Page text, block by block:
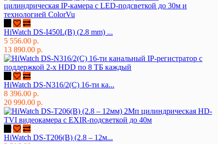
HiWatch DS-I450L(B) (2.8 mm) ...
5 556.00 р.
13 890.00 р.
HiWatch DS-N316/2(C) 16-ти ка...
8 396.00 р.
20 990.00 р.
HiWatch DS-T206(B) (2.8 – 12м...